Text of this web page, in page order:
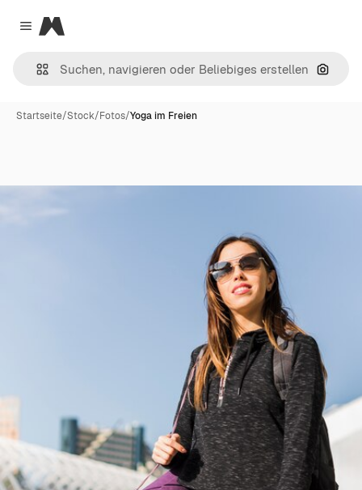
Close menu
Magnific
Nach
Startseite/Stock/Fotos/Yoga im Freien